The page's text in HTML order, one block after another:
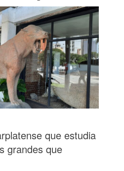
que estudia
grandes que